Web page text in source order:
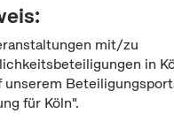
mit/zu
in
unserem
für Köln".